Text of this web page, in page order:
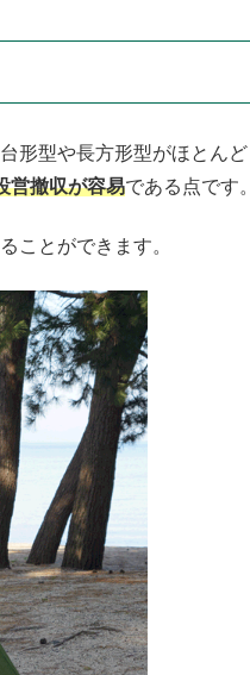
形型や長方形型がほとんど
営撤収が容易である点です。
ことができます。